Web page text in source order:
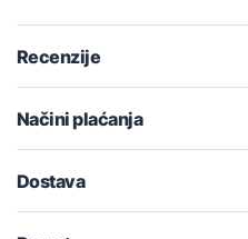
Recenzije
Načini plaćanja
Dostava